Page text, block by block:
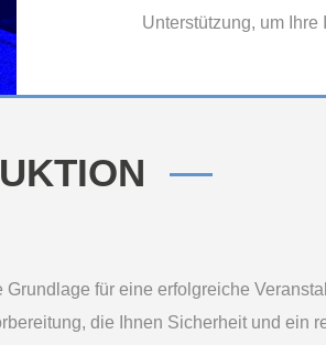
Unterstützung, um
für eine erfolgreiche
die Ihnen Sicherheit und ein